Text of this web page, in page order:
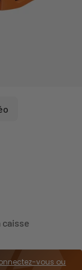
caisse
vous ou